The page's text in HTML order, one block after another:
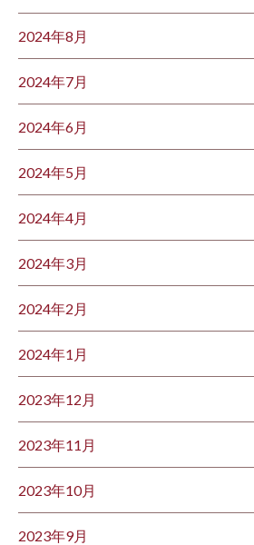
2024年8月
2024年7月
2024年6月
2024年5月
2024年4月
2024年3月
2024年2月
2024年1月
2023年12月
2023年11月
2023年10月
2023年9月